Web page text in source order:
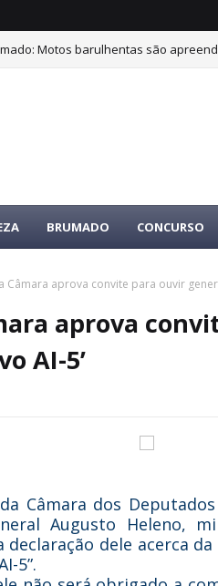
Motos barulhentas são
BRUMADO CONCURSO
Câmara aprova convite para ouvir
aprova
AI-5’
Câmara dos
Augusto Heleno,
declaração dele acerca
5”.